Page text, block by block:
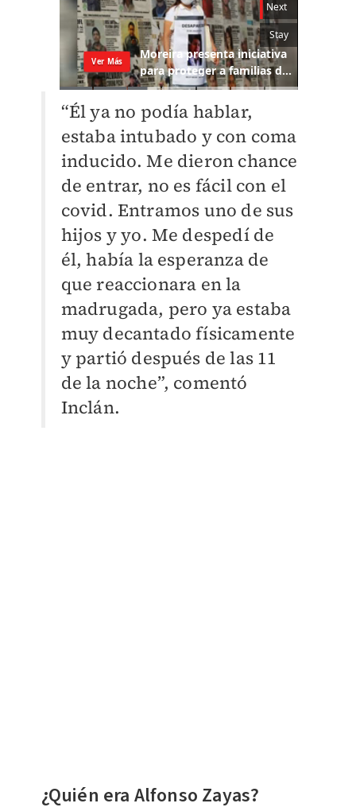
“Él ya no podía hablar,
estaba intubado y con coma
inducido. Me dieron chance
de entrar, no es fácil con el
covid. Entramos uno de sus
hijos y yo. Me despedí de
él, había la esperanza de
que reaccionara en la
madrugada, pero ya estaba
muy decantado físicamente
y partió después de las 11
de la noche”, comentó
Inclán.
¿Quién era Alfonso Zayas?